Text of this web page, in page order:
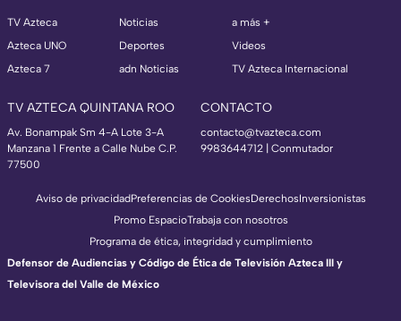
TV Azteca
Azteca UNO
Azteca 7
Noticias
Deportes
adn Noticias
a más +
Videos
TV Azteca Internacional
TV AZTECA QUINTANA ROO
Av. Bonampak Sm 4-A Lote 3-A
Manzana 1 Frente a Calle Nube C.P.
77500
CONTACTO
contacto@tvazteca.com
9983644712 | Conmutador
Aviso de privacidadPreferencias de CookiesDerechosInversionistas
Promo EspacioTrabaja con nosotros
Programa de ética, integridad y cumplimiento
Defensor de Audiencias y Código de Ética de Televisión Azteca III y
Televisora del Valle de México